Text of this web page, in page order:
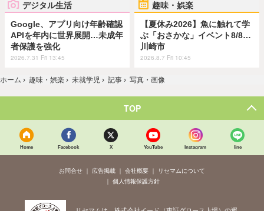
デジタル生活
Google、アプリ向け年齢確認
APIを年内に世界展開…未成年
者保護を強化
2026.7.31 Fri 13:45
趣味・娯楽
【夏休み2026】魚に触れて学
ぶ「おさかな」イベント8/8…
川崎市
2026.8.7 Fri 10:45
ホーム › 趣味・娯楽 › 未就学児 › 記事 › 写真・画像
TOP
Home Facebook X YouTube Instagram line
お問合せ 広告掲載 会社概要
リセマムについて
個人情報保護方針